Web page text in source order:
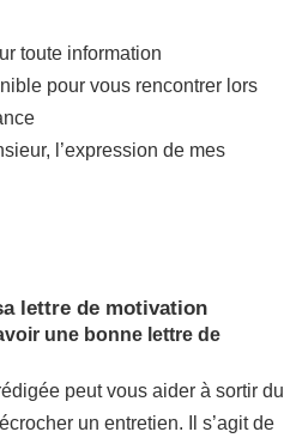
toute information
pour vous rencontrer lors
l’expression de mes
lettre de motivation
une bonne lettre de
peut vous aider à sortir du
un entretien. Il s’agit de